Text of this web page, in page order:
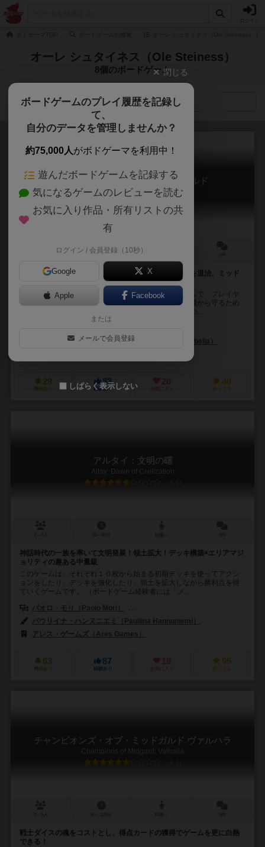
オーレ シュタイネス（Ole Steiness）
8個のボードゲーム
検索メニュー
チャンピオンズ・オブ・ミッドガルド
Champions of Midgard
60～90分
トロルやゾンビから村を守り、海を渡ってモンスターを退治、ミッド
バイキングをテーマにしたミドル級の労働者配置ゲームで、プレイヤ
ーは、トロル、ドラウグ、その他の神話上の北欧の脅威から守るため
に、困惑したバイキングの港町に旅行したバイキングの...
ビクター・ペレス・コルベッラ（Víctor Pérez Corbella）
グレイフォックスゲームズ（
29
興味あり
83
経験あり
26
お気に入り
40
持ってる
アルタイ：文明の曙
Altay: Dawn of Civilization
6.3
神話時代の一族を率いて文明発展！領土拡大！デッキ構築×エリアマジ
ョリティの趣ある中量級
このゲームは、それぞれ１０枚から始まる初期デッキを使ってアクシ
ョンをしたり、デッキを強化したり、領土を拡大しながら勝利点を得
ていくゲームです。 （ボードゲーム経験者には「メ...
パオロ・モリ（Paolo Mori）
パウリイナ・ハンヌニエミ（Pauliina Hannuniemi）
アレス・ゲームズ（Ares Games）
63
興味あり
87
経験あり
18
お気に入り
95
持ってる
チャンピオンズ・オブ・ミッドガルド ヴァルハラ
Champions of Midgard: Valhalla
6.1
戦士ダイスの魂をコストとし、得点カードの獲得でゲームを更に白熱
できる！
閉じる
ボードゲームのプレイ履歴を記録し
て、
自分のデータを管理しませんか？
約75,000人がボドゲーマを利用中！
遊んだボードゲームを記録する
気になるゲームのレビューを読む
お気に入り作品・所有リストの共
有
ログイン / 会員登録（10秒）
Google X
Apple Facebook
または
メールで会員登録
しばらく表示しない